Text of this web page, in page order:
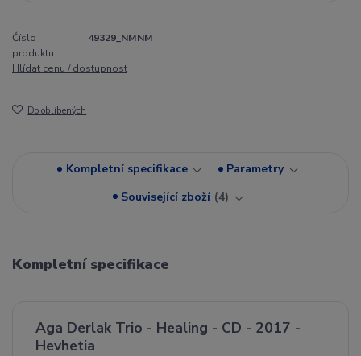
Číslo
produktu:
49329_NMNM
Hlídat cenu / dostupnost
Do oblíbených
Kompletní specifikace
Parametry
Související zboží 4
Kompletní specifikace
Aga Derlak Trio - Healing - CD - 2017 -
Hevhetia